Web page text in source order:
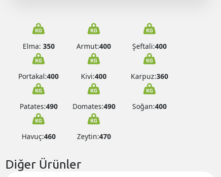
Elma: 350 Armut:400 Şeftali:400
Portakal:400 Kivi:400 Karpuz:360
Patates:490 Domates:490 Soğan:400
Havuç:460 Zeytin:470
Diğer Ürünler